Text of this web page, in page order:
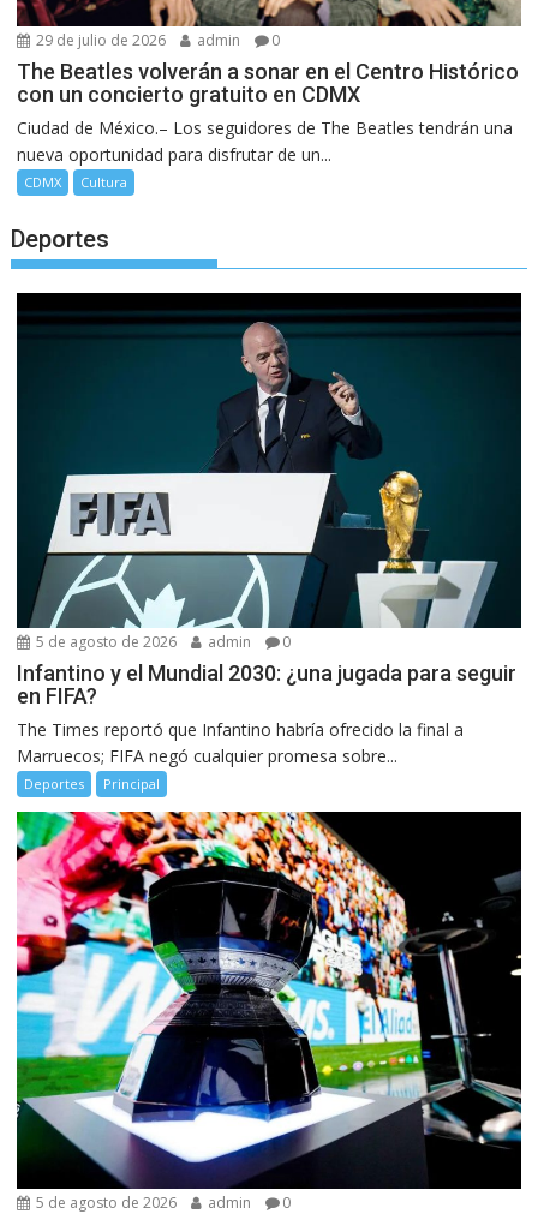
29 de julio de 2026 admin 0
The Beatles volverán a sonar en el Centro Histórico
con un concierto gratuito en CDMX
Ciudad de México.– Los seguidores de The Beatles tendrán una
nueva oportunidad para disfrutar de un...
CDMX Cultura
Deportes
5 de agosto de 2026 admin 0
Infantino y el Mundial 2030: ¿una jugada para seguir
en FIFA?
The Times reportó que Infantino habría ofrecido la final a
Marruecos; FIFA negó cualquier promesa sobre...
Deportes Principal
5 de agosto de 2026 admin 0